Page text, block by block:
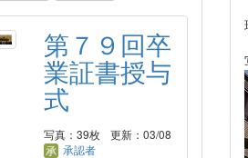
第７９回卒
業証書授与
式
写真：39枚
更新：03/08
承認者